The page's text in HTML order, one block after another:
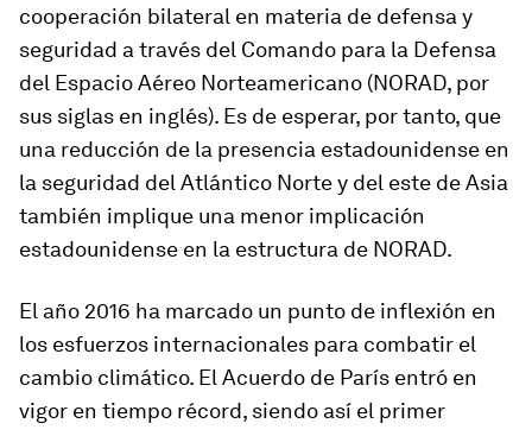
cooperación bilateral en materia de defensa y
seguridad a través del Comando para la Defensa
del Espacio Aéreo Norteamericano (NORAD, por
sus siglas en inglés). Es de esperar, por tanto, que
una reducción de la presencia estadounidense en
la seguridad del Atlántico Norte y del este de Asia
también implique una menor implicación
estadounidense en la estructura de NORAD.
El año 2016 ha marcado un punto de inflexión en
los esfuerzos internacionales para combatir el
cambio climático. El Acuerdo de París entró en
vigor en tiempo récord, siendo así el primer